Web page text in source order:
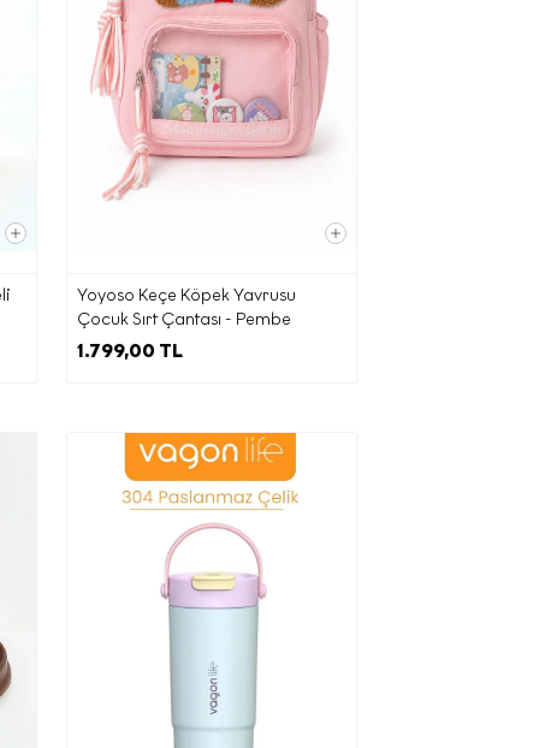
Yoyoso Keçe Köpek Yavrusu
Çocuk Sırt Çantası - Pembe
1.799,00 TL
iş
11.